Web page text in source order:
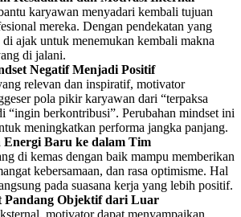
karyawan menyadari kembali tujuan
mereka. Dengan pendekatan yang
ajak untuk menemukan kembali makna
di jalani.
Negatif Menjadi Positif
relevan dan inspiratif, motivator
pola pikir karyawan dari “terpaksa
“ingin berkontribusi”. Perubahan mindset ini
meningkatkan performa jangka panjang.
Baru ke dalam Tim
di kemas dengan baik mampu memberikan
kebersamaan, dan rasa optimisme. Hal
pada suasana kerja yang lebih positif.
Pandang Objektif dari Luar